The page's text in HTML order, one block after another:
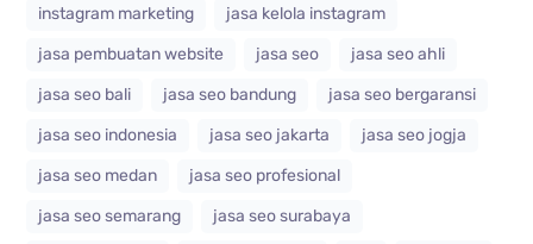
instagram marketing
jasa kelola instagram
jasa pembuatan website
jasa seo
jasa seo ahli
jasa seo bali
jasa seo bandung
jasa seo bergaransi
jasa seo indonesia
jasa seo jakarta
jasa seo jogja
jasa seo medan
jasa seo profesional
jasa seo semarang
jasa seo surabaya